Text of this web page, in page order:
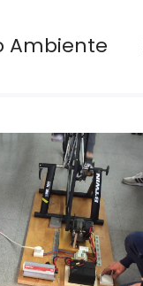
Ambiente